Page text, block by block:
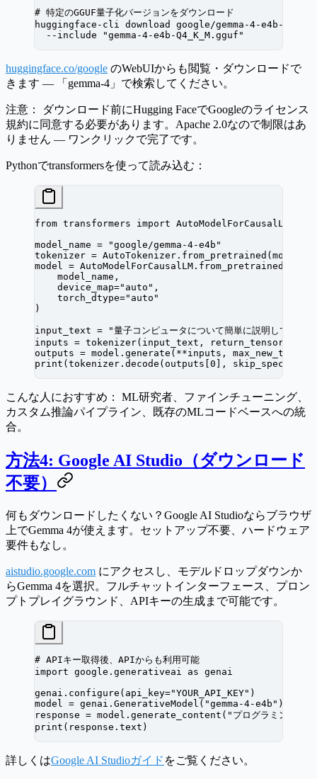
# 特定のGGUF量子化バージョンをダウンロード
huggingface-cli download google/gemma-4-e4b-GGUF
  --include
"gemma-4-e4b-Q4_K_M.gguf"
huggingface.co/google のWebUIからも閲覧・ダウンロードで
きます — 「gemma-4」で検索してください。
注意：
ダウンロード前にHugging FaceでGoogleのライセンス
規約に同意する必要があります。Apache 2.0なので制限はあ
りません — ワンクリックで完了です。
Pythonでtransformersを使って読み込む：
from transformers import AutoModelForCausalLM,
model_name = "google/gemma-4-e4b"
tokenizer =
model = AutoModelForCausalLM.from_pretrained(
    model_name,
    device_map
="auto" ,
    torch_dtype
="auto"
)
input_text = "量子コンピュータについて簡単に説明してくだ
inputs = tokenizer(input_text, return_tensors
outputs = model.generate( **inputs, max_new_tokens
print (tokenizer.decode(outputs[ 0 ],
こんな人におすすめ：
ML研究者、ファインチューニング、
カスタム推論パイプライン、既存のMLコードベースへの統
合。
方法4: Google AI Studio（ダウンロード
不要）
何もダウンロードしたくない？Google AI Studioならブラウザ
上でGemma 4が使えます。セットアップ不要、ハードウェア
要件もなし。
aistudio.google.com にアクセスし、モデルドロップダウンか
らGemma 4を選択。フルチャットインターフェース、プロン
プトプレイグラウンド、APIキーの生成まで可能です。
# APIキー取得後、APIからも利用可能
import google.generativeai as genai
genai.configure( api_key="YOUR_API_KEY" )
model = genai.GenerativeModel( "gemma-4-e4b" )
response = model.generate_content( "プログラミングに
print (response.text)
詳しくはGoogle AI Studioガイド をご覧ください。